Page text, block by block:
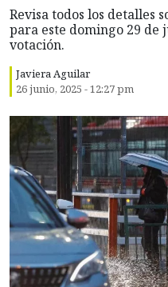
Revisa todos los detalles
para este domingo 29 de
votación.
Javiera Aguilar
26 junio, 2025 - 12:27 pm